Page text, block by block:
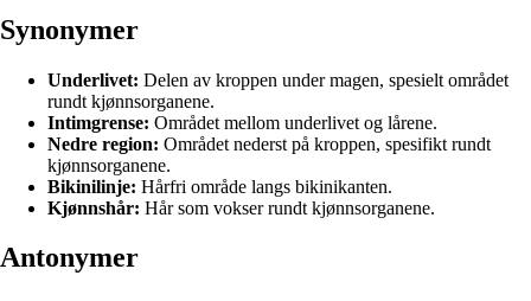
Synonymer
Underlivet: Delen av kroppen under magen, spesielt området
rundt kjønnsorganene.
Intimgrense: Området mellom underlivet og lårene.
Nedre region: Området nederst på kroppen, spesifikt rundt
kjønnsorganene.
Bikinilinje: Hårfri område langs bikinikanten.
Kjønnshår: Hår som vokser rundt kjønnsorganene.
Antonymer